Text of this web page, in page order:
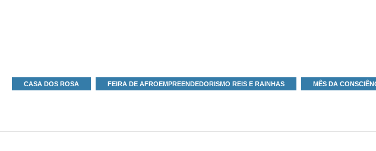
CASA DOS ROSA FEIRA DE AFROEMPREENDEDORISMO REIS E RAINHAS MÊS DA